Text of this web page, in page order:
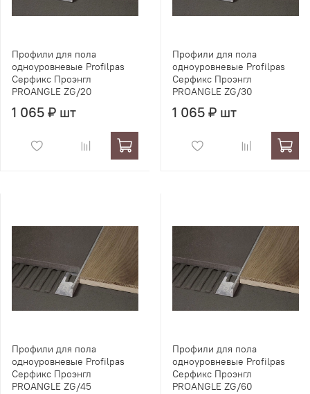
Профили для пола
одноуровневые Profilpas
Серфикс Проэнгл
PROANGLE ZG/20
1 065 ₽ шт
Профили для пола
одноуровневые Profilpas
Серфикс Проэнгл
PROANGLE ZG/30
1 065 ₽ шт
Профили для пола
одноуровневые Profilpas
Серфикс Проэнгл
PROANGLE ZG/45
Профили для пола
одноуровневые Profilpas
Серфикс Проэнгл
PROANGLE ZG/60